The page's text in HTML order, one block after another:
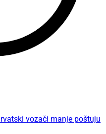
vozači manje poštuju